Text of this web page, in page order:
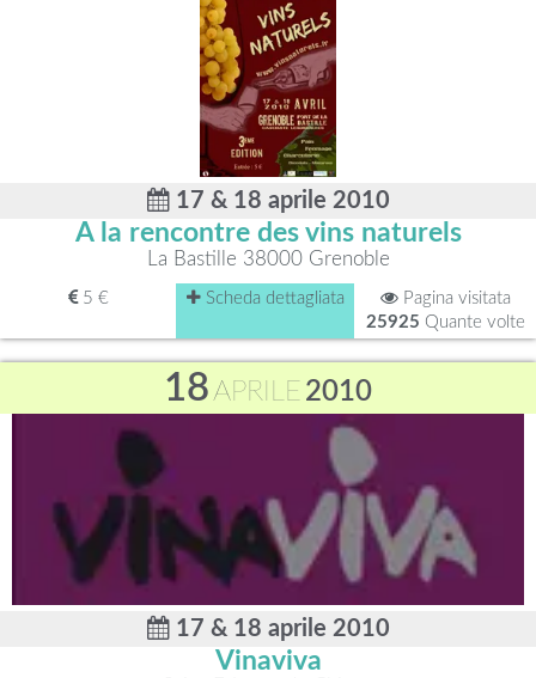
17 & 18 aprile 2010
A la rencontre des vins naturels
La Bastille 38000 Grenoble
5 € Scheda dettagliata
Pagina visitata
25925 Quante volte
18APRILE 2010
17 & 18 aprile 2010
Vinaviva